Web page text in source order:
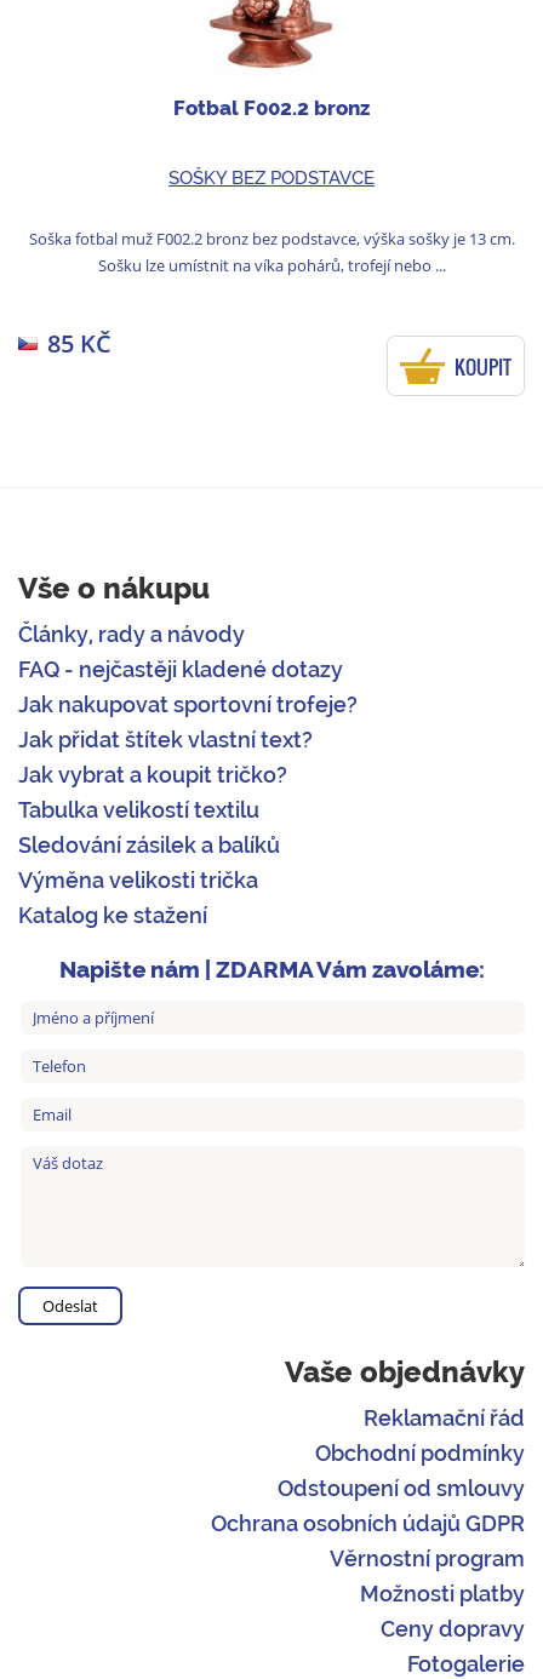
Fotbal F002.2 bronz
SOŠKY BEZ PODSTAVCE
Soška fotbal muž F002.2 bronz bez podstavce, výška sošky je 13 cm.
Sošku lze umístnit na víka pohárů, trofejí nebo ...
85 KČ
KOUPIT
Vše o nákupu
Články, rady a návody
FAQ - nejčastěji kladené dotazy
Jak nakupovat sportovní trofeje?
Jak přidat štítek vlastní text?
Jak vybrat a koupit tričko?
Tabulka velikostí textilu
Sledování zásilek a balíků
Výměna velikosti trička
Katalog ke stažení
Napište nám | ZDARMA Vám zavoláme:
Vaše objednávky
Reklamační řád
Obchodní podmínky
Odstoupení od smlouvy
Ochrana osobních údajů GDPR
Věrnostní program
Možnosti platby
Ceny dopravy
Fotogalerie